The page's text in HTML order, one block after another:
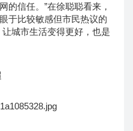
的信任。”在徐聪聪看来，
于比较敏感但市民热议的
城市生活变得更好，也是